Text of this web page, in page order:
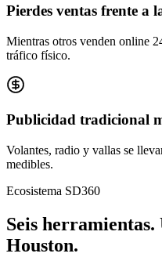
Pierdes ventas frente a
Mientras otros venden online
tráfico físico.
Publicidad tradicional
Volantes, radio y vallas se
medibles.
Ecosistema SD360
Seis herramientas.
Houston.